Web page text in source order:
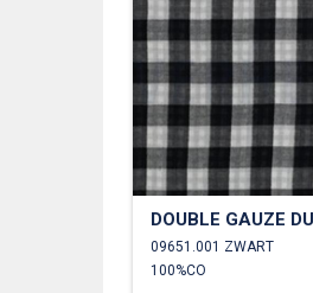
09651.001 ZWART
100%CO